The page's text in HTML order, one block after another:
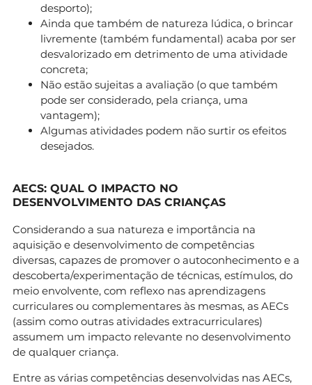
desporto);
Ainda que também de natureza lúdica, o brincar
livremente (também fundamental) acaba por ser
desvalorizado em detrimento de uma atividade
concreta;
Não estão sujeitas a avaliação (o que também
pode ser considerado, pela criança, uma
vantagem);
Algumas atividades podem não surtir os efeitos
desejados.
AECS: QUAL O IMPACTO NO
DESENVOLVIMENTO DAS CRIANÇAS
Considerando a sua natureza e importância na
aquisição e desenvolvimento de competências
diversas, capazes de promover o autoconhecimento e a
descoberta/experimentação de técnicas, estímulos, do
meio envolvente, com reflexo nas aprendizagens
curriculares ou complementares às mesmas, as AECs
(assim como outras atividades extracurriculares)
assumem um impacto relevante no desenvolvimento
de qualquer criança.
Entre as várias competências desenvolvidas nas AECs,